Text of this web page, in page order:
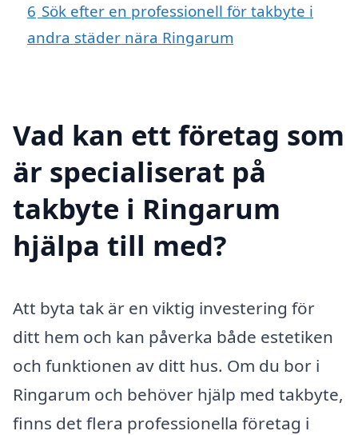
6 Sök efter en professionell för takbyte i
andra städer nära Ringarum
Vad kan ett företag som
är specialiserat på
takbyte i Ringarum
hjälpa till med?
Att byta tak är en viktig investering för
ditt hem och kan påverka både estetiken
och funktionen av ditt hus. Om du bor i
Ringarum och behöver hjälp med takbyte,
finns det flera professionella företag i